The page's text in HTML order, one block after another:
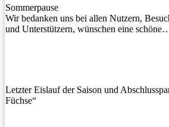
Sommerpause
Wir bedanken uns bei allen Nutzern,
und Unterstützern, wünschen eine
Letzter Eislauf der Saison und
Füchse“